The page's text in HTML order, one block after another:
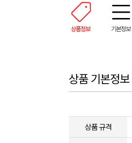
상품정보 기본정보
상품 기본정보
상품 규격